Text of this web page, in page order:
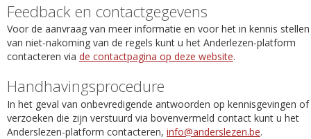
Feedback en contactgegevens
Voor de aanvraag van meer informatie en voor het in kennis stellen
van niet-nakoming van de regels kunt u het Anderlezen-platform
contacteren via de contactpagina op deze website.
Handhavingsprocedure
In het geval van onbevredigende antwoorden op kennisgevingen of
verzoeken die zijn verstuurd via bovenvermeld contact kunt u het
Anderslezen-platform contacteren, info@anderslezen.be.